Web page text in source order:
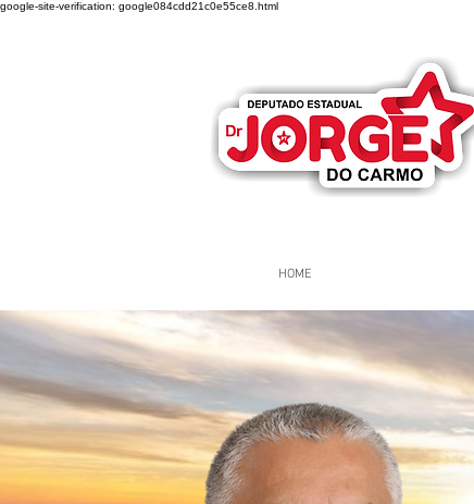
google-site-verification: google084cdd21c0e55ce8.html
HOME
Página Inicial